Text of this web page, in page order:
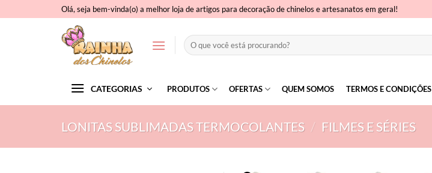
to
Olá, seja bem-vinda(o) a melhor loja de artigos para decoração de chinelos e artesanatos em geral!
Pesquisar
por:
CATEGORIAS PRODUTOS OFERTAS QUEM SOMOS TERMOS E CONDIÇÕES
LONITAS SUBLIMADAS TERMOCOLANTES / FILMES E SÉRIES